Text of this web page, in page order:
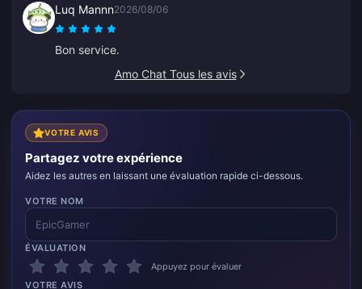
moyenne et c'est une plateforme vraiment solide.
Tant que les prix restent les mêmes, c'est mon site de
référence.
Luq Mannn2026/08/06
Bon service.
Amo Chat Tous les avis
VOTRE AVIS
Partagez votre expérience
Aidez les autres en laissant une évaluation rapide ci-dessous.
VOTRE NOM
ÉVALUATION
Appuyez pour évaluer
VOTRE AVIS